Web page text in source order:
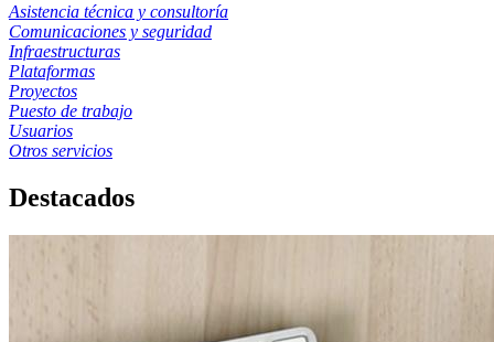
Asistencia técnica y consultoría
Comunicaciones y seguridad
Infraestructuras
Plataformas
Proyectos
Puesto de trabajo
Usuarios
Otros servicios
Destacados